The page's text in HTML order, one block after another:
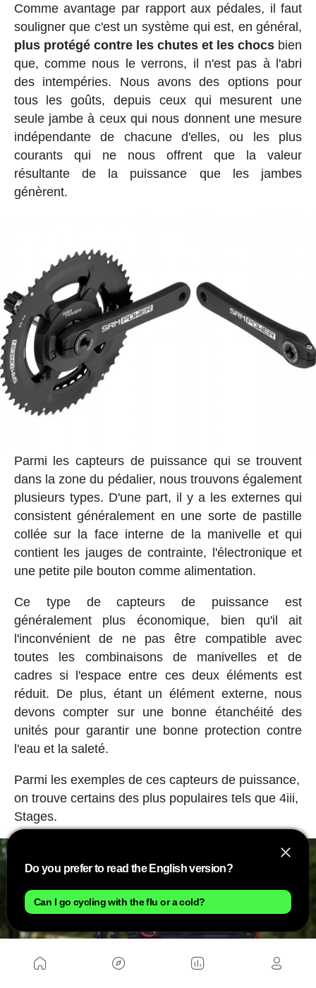
Comme avantage par rapport aux pédales, il faut
souligner que c'est un système qui est, en général,
plus protégé contre les chutes et les chocs bien
que, comme nous le verrons, il n'est pas à l'abri
des intempéries. Nous avons des options pour
tous les goûts, depuis ceux qui mesurent une
seule jambe à ceux qui nous donnent une mesure
indépendante de chacune d'elles, ou les plus
courants qui ne nous offrent que la valeur
résultante de la puissance que les jambes
génèrent.
Parmi les capteurs de puissance qui se trouvent
dans la zone du pédalier, nous trouvons également
plusieurs types. D'une part, il y a les externes qui
consistent généralement en une sorte de pastille
collée sur la face interne de la manivelle et qui
contient les jauges de contrainte, l'électronique et
une petite pile bouton comme alimentation.
Ce type de capteurs de puissance est
généralement plus économique, bien qu'il ait
l'inconvénient de ne pas être compatible avec
toutes les combinaisons de manivelles et de
cadres si l'espace entre ces deux éléments est
réduit. De plus, étant un élément externe, nous
devons compter sur une bonne étanchéité des
unités pour garantir une bonne protection contre
l'eau et la saleté.
Parmi les exemples de ces capteurs de puissance,
on trouve certains des plus populaires tels que 4iii,
Stages.
Do you prefer to read the English version?
Can I go cycling with the flu or a cold?